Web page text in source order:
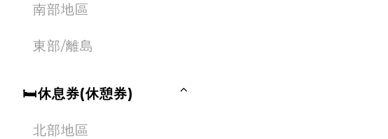
南部地區
東部/離島
🛏休息券(休憩券)
北部地區